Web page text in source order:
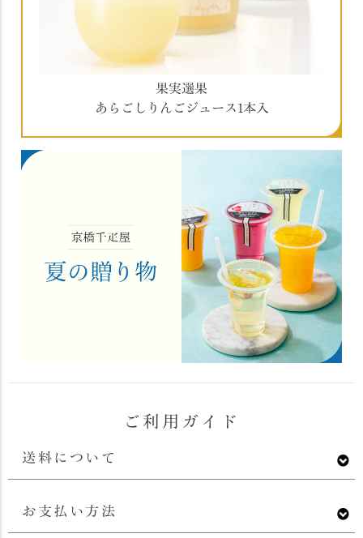
果実選果
あらごしりんごジュース1本入
ご利用ガイド
送料について
お支払い方法